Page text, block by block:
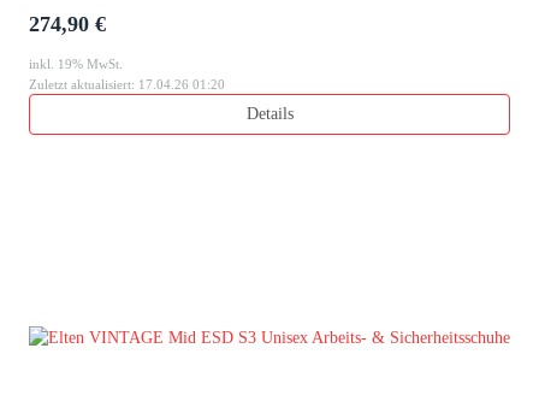
274,90 €
inkl. 19% MwSt.
Zuletzt aktualisiert: 17.04.26 01:20
Details